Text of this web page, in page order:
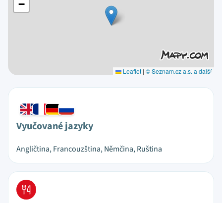
−
Leaflet | © Seznam.cz a.s. a další
Vyučované jazyky
Angličtina, Francouzština, Němčina, Ruština